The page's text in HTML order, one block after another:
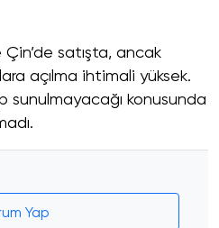
satışta, ancak
açılma ihtimali yüksek.
sunulmayacağı konusunda
Yap